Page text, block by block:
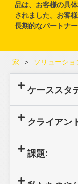
品は、お客様の具
されました。お客
長期的なパートナ
家 > ソリューショ
ケーススタ
クライアン
課題: